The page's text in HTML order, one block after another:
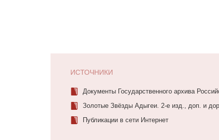
ИСТОЧНИКИ
Документы Государственного архива
Золотые Звёзды Адыгеи. 2-е изд., доп. и
Публикации в сети Интернет